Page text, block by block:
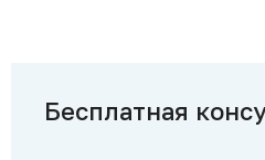
Бесплатная